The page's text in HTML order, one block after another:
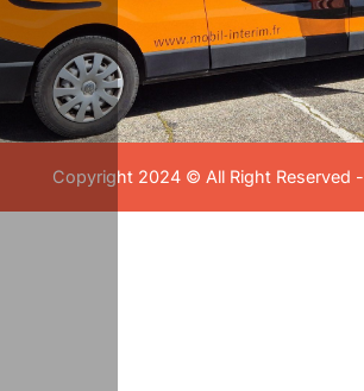
Copyright 2024 © All Right Reserved -